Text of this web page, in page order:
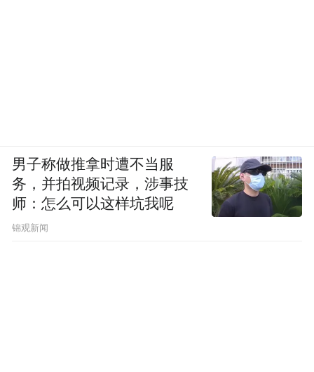
男子称做推拿时遭不当服
务，并拍视频记录，涉事技
师：怎么可以这样坑我呢
锦观新闻